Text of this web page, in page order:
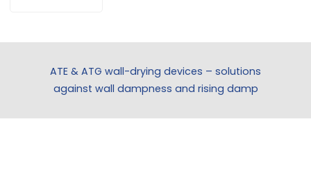
ATE & ATG wall-drying devices – solutions
against wall dampness and rising damp